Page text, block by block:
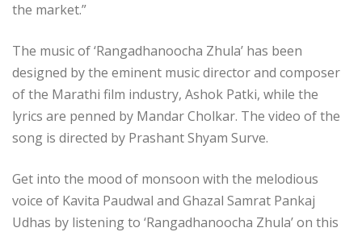
the market.”
The music of ‘Rangadhanoocha Zhula’ has been
designed by the eminent music director and composer
of the Marathi film industry, Ashok Patki, while the
lyrics are penned by Mandar Cholkar. The video of the
song is directed by Prashant Shyam Surve.
Get into the mood of monsoon with the melodious
voice of Kavita Paudwal and Ghazal Samrat Pankaj
Udhas by listening to ‘Rangadhanoocha Zhula’ on this